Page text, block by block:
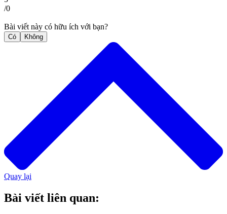
/0
Bài viết này có hữu ích với bạn?
Có Không
Quay lại
Bài viết liên quan: